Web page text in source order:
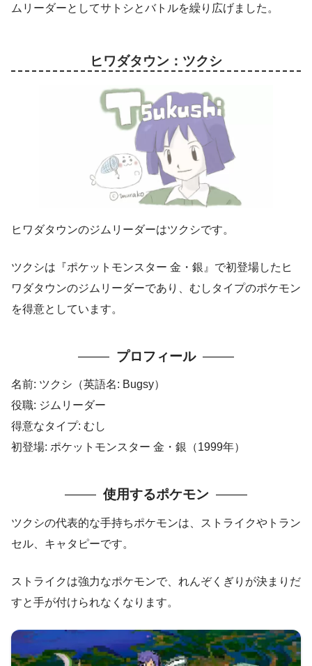
ムリーダーとしてサトシとバトルを繰り広げました。
ヒワダタウン：ツクシ
ヒワダタウンのジムリーダーはツクシです。
ツクシは『ポケットモンスター 金・銀』で初登場したヒ
ワダタウンのジムリーダーであり、むしタイプのポケモン
を得意としています。
プロフィール
名前: ツクシ（英語名: Bugsy）
役職: ジムリーダー
得意なタイプ: むし
初登場: ポケットモンスター 金・銀（1999年）
使用するポケモン
ツクシの代表的な手持ちポケモンは、ストライクやトラン
セル、キャタピーです。
ストライクは強力なポケモンで、れんぞくぎりが決まりだ
すと手が付けられなくなります。